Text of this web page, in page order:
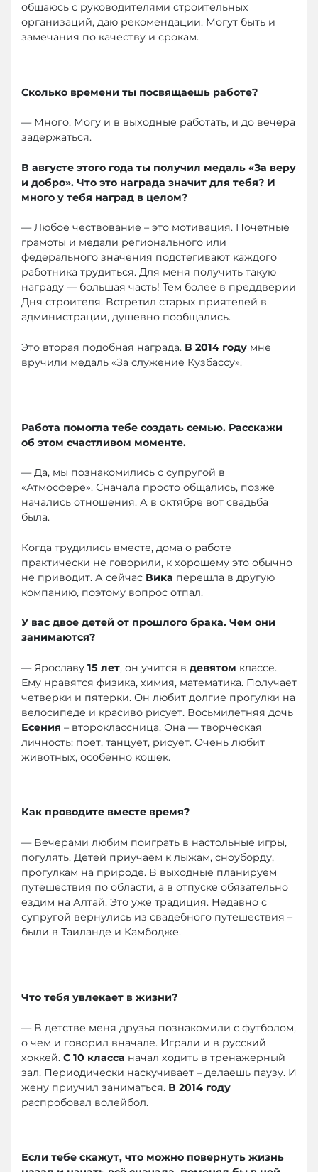
общаюсь с руководителями строительных
организаций, даю рекомендации. Могут быть и
замечания по качеству и срокам.
Сколько времени ты посвящаешь работе?
— Много. Могу и в выходные работать, и до вечера
задержаться.
В августе этого года ты получил медаль «За веру
и добро». Что это награда значит для тебя? И
много у тебя наград в целом?
— Любое чествование – это мотивация. Почетные
грамоты и медали регионального или
федерального значения подстегивают каждого
работника трудиться. Для меня получить такую
награду — большая часть! Тем более в преддверии
Дня строителя. Встретил старых приятелей в
администрации, душевно пообщались.
Это вторая подобная награда. В 2014 году мне
вручили медаль «За служение Кузбассу».
Работа помогла тебе создать семью. Расскажи
об этом счастливом моменте.
— Да, мы познакомились с супругой в
«Атмосфере». Сначала просто общались, позже
начались отношения. А в октябре вот свадьба
была.
Когда трудились вместе, дома о работе
практически не говорили, к хорошему это обычно
не приводит. А сейчас Вика перешла в другую
компанию, поэтому вопрос отпал.
У вас двое детей от прошлого брака. Чем они
занимаются?
— Ярославу 15 лет, он учится в девятом классе.
Ему нравятся физика, химия, математика. Получает
четверки и пятерки. Он любит долгие прогулки на
велосипеде и красиво рисует. Восьмилетняя дочь
Есения – второклассница. Она — творческая
личность: поет, танцует, рисует. Очень любит
животных, особенно кошек.
Как проводите вместе время?
— Вечерами любим поиграть в настольные игры,
погулять. Детей приучаем к лыжам, сноуборду,
прогулкам на природе. В выходные планируем
путешествия по области, а в отпуске обязательно
ездим на Алтай. Это уже традиция. Недавно с
супругой вернулись из свадебного путешествия –
были в Таиланде и Камбодже.
Что тебя увлекает в жизни?
— В детстве меня друзья познакомили с футболом,
о чем и говорил вначале. Играли и в русский
хоккей. С 10 класса начал ходить в тренажерный
зал. Периодически наскучивает – делаешь паузу. И
жену приучил заниматься. В 2014 году
распробовал волейбол.
Если тебе скажут, что можно повернуть жизнь